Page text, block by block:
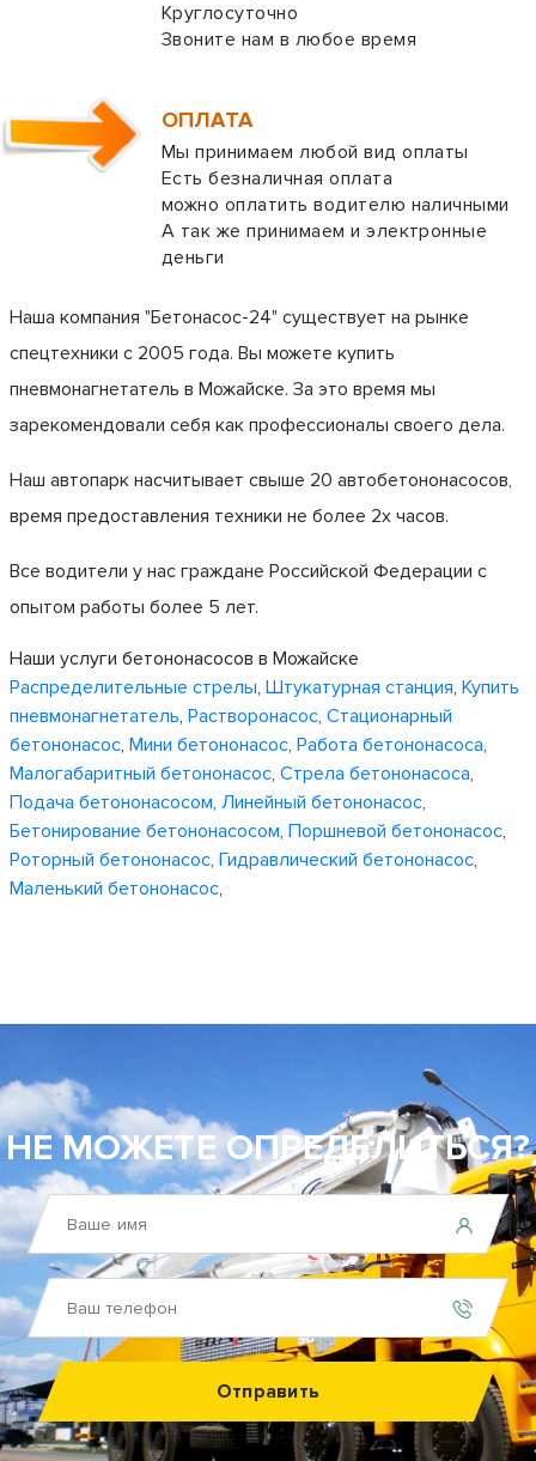
Круглосуточно
Звоните нам в любое время
ОПЛАТА
Мы принимаем любой вид оплаты
Есть безналичная оплата
можно оплатить водителю наличными
А так же принимаем и электронные
деньги
Наша компания "Бетонасос-24" существует на рынке
спецтехники с 2005 года. Вы можете купить
пневмонагнетатель в Можайске. За это время мы
зарекомендовали себя как профессионалы своего дела.
Наш автопарк насчитывает свыше 20 автобетононасосов,
время предоставления техники не более 2х часов.
Все водители у нас граждане Российской Федерации с
опытом работы более 5 лет.
Наши услуги бетононасосов в Можайске
Распределительные стрелы, Штукатурная станция, Купить
пневмонагнетатель, Растворонасос, Стационарный
бетононасос, Мини бетононасос, Работа бетононасоса,
Малогабаритный бетононасос, Стрела бетононасоса,
Подача бетононасосом, Линейный бетононасос,
Бетонирование бетононасосом, Поршневой бетононасос,
Роторный бетононасос, Гидравлический бетононасос,
Маленький бетононасос,
НЕ МОЖЕТЕ ОПРЕДЕЛИТЬСЯ?
Отправить